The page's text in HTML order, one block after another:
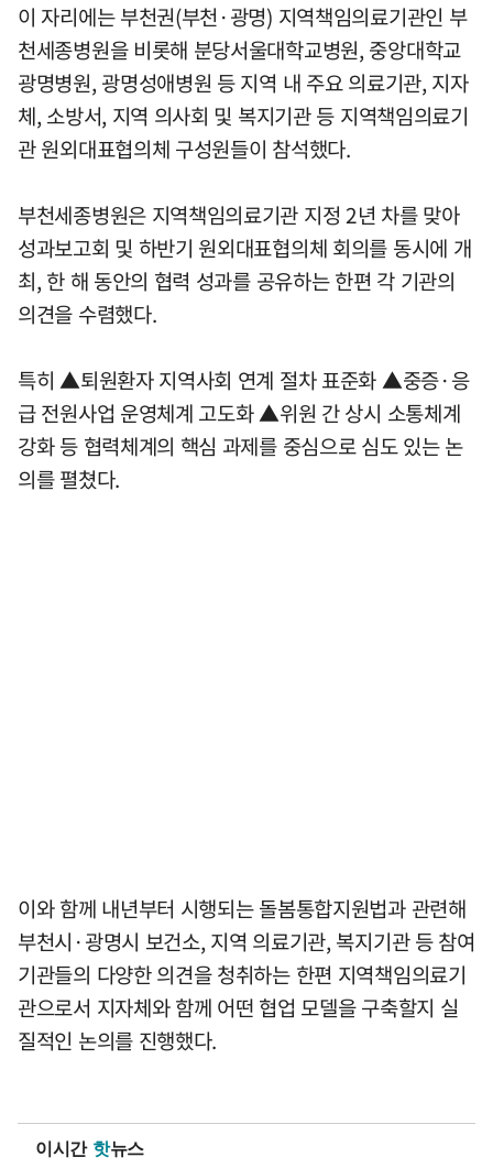
이 자리에는 부천권(부천·광명) 지역책임의료기관인 부
천세종병원을 비롯해 분당서울대학교병원, 중앙대학교
광명병원, 광명성애병원 등 지역 내 주요 의료기관, 지자
체, 소방서, 지역 의사회 및 복지기관 등 지역책임의료기
관 원외대표협의체 구성원들이 참석했다.
부천세종병원은 지역책임의료기관 지정 2년 차를 맞아
성과보고회 및 하반기 원외대표협의체 회의를 동시에 개
최, 한 해 동안의 협력 성과를 공유하는 한편 각 기관의
의견을 수렴했다.
특히 ▲퇴원환자 지역사회 연계 절차 표준화 ▲중증·응
급 전원사업 운영체계 고도화 ▲위원 간 상시 소통체계
강화 등 협력체계의 핵심 과제를 중심으로 심도 있는 논
의를 펼쳤다.
이와 함께 내년부터 시행되는 돌봄통합지원법과 관련해
부천시·광명시 보건소, 지역 의료기관, 복지기관 등 참여
기관들의 다양한 의견을 청취하는 한편 지역책임의료기
관으로서 지자체와 함께 어떤 협업 모델을 구축할지 실
질적인 논의를 진행했다.
이시간 핫뉴스